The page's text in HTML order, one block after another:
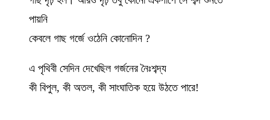
পায়নি
কেবলে গাছ গর্জে ওঠেনি কোনোদিন ?
এ পৃথিবী সেদিন দেখেছিল গর্জনের নৈঃশব্দ্য
কী বিপুল, কী অতল, কী সাংঘাতিক হয়ে উঠতে পারে!